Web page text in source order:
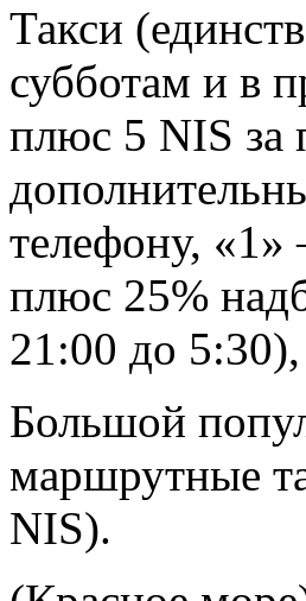
Такси
субботам и в
плюс 5 NIS за
телефону,
плюс 25%
21:00 до
Большой
маршрутные
NIS).